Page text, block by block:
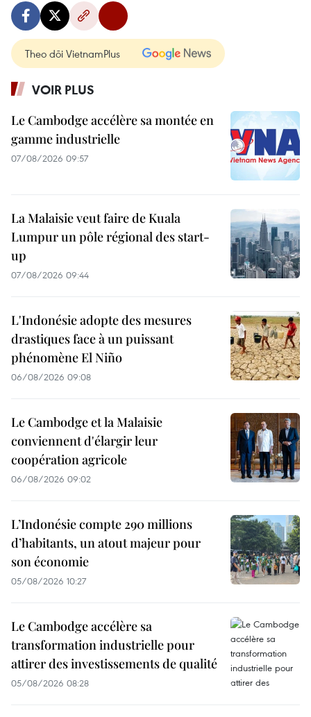
Theo dõi VietnamPlus
VOIR PLUS
Le Cambodge accélère sa montée en
gamme industrielle
07/08/2026 09:57
La Malaisie veut faire de Kuala
Lumpur un pôle régional des start-
up
07/08/2026 09:44
L'Indonésie adopte des mesures
drastiques face à un puissant
phénomène El Niño
06/08/2026 09:08
Le Cambodge et la Malaisie
conviennent d'élargir leur
coopération agricole
06/08/2026 09:02
L’Indonésie compte 290 millions
d’habitants, un atout majeur pour
son économie
05/08/2026 10:27
Le Cambodge accélère sa
transformation industrielle pour
attirer des investissements de qualité
05/08/2026 08:28